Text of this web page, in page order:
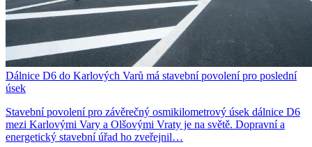
Dálnice D6 do Karlových Varů má stavební povolení pro poslední
úsek
Stavební povolení pro závěrečný osmikilometrový úsek dálnice D6
mezi Karlovými Vary a Olšovými Vraty je na světě. Dopravní a
energetický stavební úřad ho zveřejnil…